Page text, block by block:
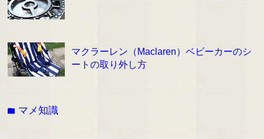
マクラーレン（Maclaren）ベビーカーのシ
ートの取り外し方
folder マメ知識